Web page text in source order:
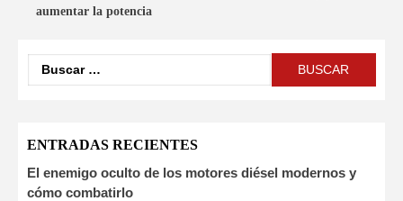
aumentar la potencia
ENTRADAS RECIENTES
El enemigo oculto de los motores diésel modernos y
cómo combatirlo